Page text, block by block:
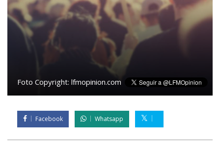
Foto Copyright: lfmopinion.com
Facebook Whatsapp